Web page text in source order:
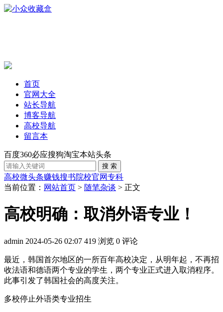
首页
官网大全
站长导航
博客导航
高校导航
留言本
百度360必应搜狗淘宝本站头条
高校微头条赚钱搜书院校官网专科
当前位置： 网站首页 > 随笔杂谈 > 正文
高校明确：取消外语专业！
admin 2024-05-26 02:07 419 浏览 0 评论
最近，韩国首尔地区的一所百年高校决定，从明年起，不再招
收法语和德语两个专业的学生，两个专业正式进入取消程序。
此事引发了韩国社会的高度关注。
多校停止外语类专业招生